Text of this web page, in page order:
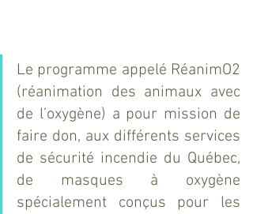
Le programme appelé RéanimO2
(réanimation des animaux avec
de l’oxygène) a pour mission de
faire don, aux différents services
de sécurité incendie du Québec,
de masques à oxygène
spécialement conçus pour les